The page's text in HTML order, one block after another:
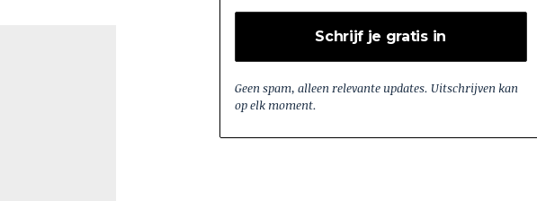
Geen spam, alleen relevante updates. Uitschrijven kan
op elk moment.